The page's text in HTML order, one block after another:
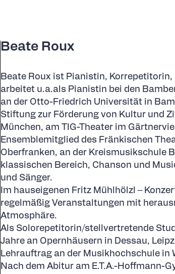
Beate Roux
Beate Roux ist Pianistin,
arbeitet u.a.als Pianistin bei den
an der Otto-Friedrich Universität in
Stiftung zur Förderung von Kultur und
München, am TIG-Theater im
Ensemblemitglied des Fränkischen
Oberfranken, an der Kreismusikschule
klassischen Bereich, Chanson und
und Sänger.
Im hauseigenen Fritz Mühlhölzl –
regelmäßig Veranstaltungen mit
Atmosphäre.
Als Solorepetitorin/stellvertretende
Jahre an Opernhäusern in Dessau,
Lehrauftrag an der Musikhochschule in
Nach dem Abitur am E.T.A.-Hoffmann-